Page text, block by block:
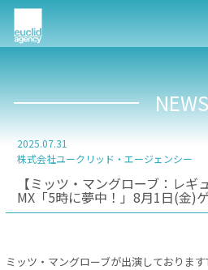
NEWS
2025.07.31
株式会社ユークリッド・エージェンシー
【ミッツ・マングローブ：レギ
MX「5時に夢中！」8月1日(金)
ミッツ・マングローブが出演しております